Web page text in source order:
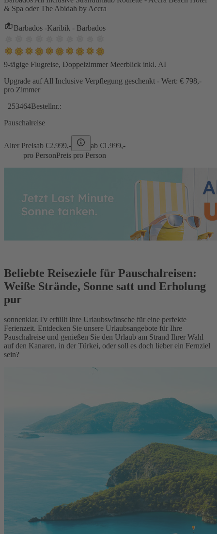
& Spa oder The Abidah by Accra
Barbados -Karibik - Barbados
9-tägige Flugreise, Doppelzimmer Meerblick inkl. AI
Upgrade auf All Inclusive Verpflegung geschenkt - Wert: € 798,-
pro Zimmer
253464Bestellnr.:
Pauschalreise
Alter Preisab €2.999,- ab €1.999,-
pro PersonPreis pro Person
Beliebte Reiseziele für Pauschalreisen:
Weiße Strände, Sonne satt und Erholung
pur
sonnenklar.Tv erfüllt Ihre Urlaubswünsche für eine perfekte
Ferienzeit. Entdecken Sie unsere Urlaubsangebote für Ihre
Pauschalreise und genießen Sie den Urlaub am Strand Ihrer Wahl
auf den Kanaren, in der Türkei, oder soll es doch lieber ein Fernziel
sein?